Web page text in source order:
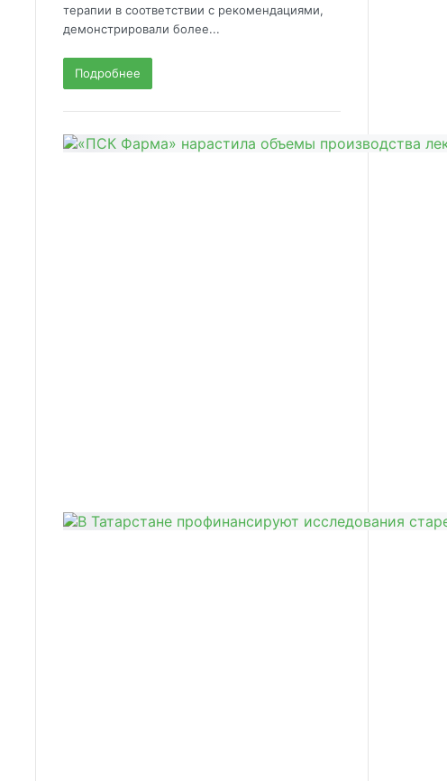
терапии в соответствии с рекомендациями,
демонстрировали более...
Подробнее